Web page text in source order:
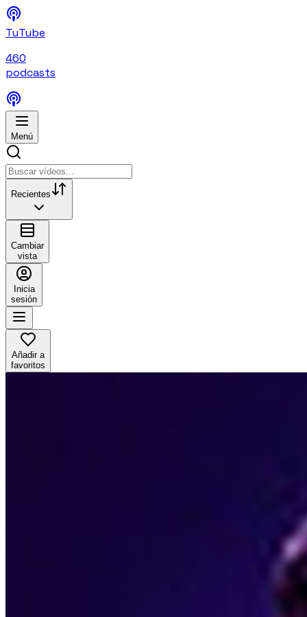
TuTube
460
podcasts
Menú
Recientes
Cambiar
vista
Inicia
sesión
Añadir a
favoritos